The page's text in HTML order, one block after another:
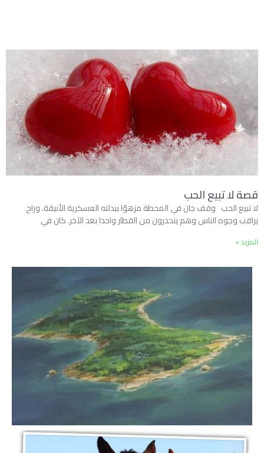
قصة لا تبيع الحب
لا تبيع الحب وقف جان في المحطة مزهوّا ببدلته العسكرية الأنيقة، وراح
يراقب وجوه الناس وهم ينحدرون من القطار واحدا بعد الآخر. كان في
المزيد »